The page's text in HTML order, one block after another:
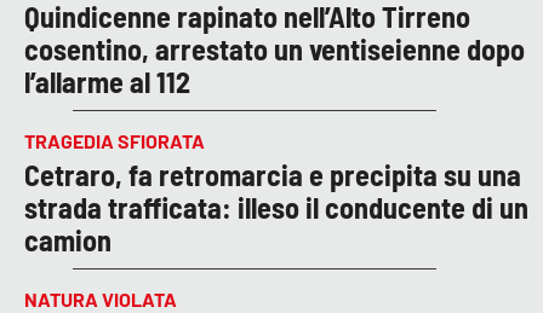
Quindicenne rapinato nell’Alto Tirreno
cosentino, arrestato un ventiseienne dopo
l’allarme al 112
TRAGEDIA SFIORATA
Cetraro, fa retromarcia e precipita su una
strada trafficata: illeso il conducente di un
camion
NATURA VIOLATA